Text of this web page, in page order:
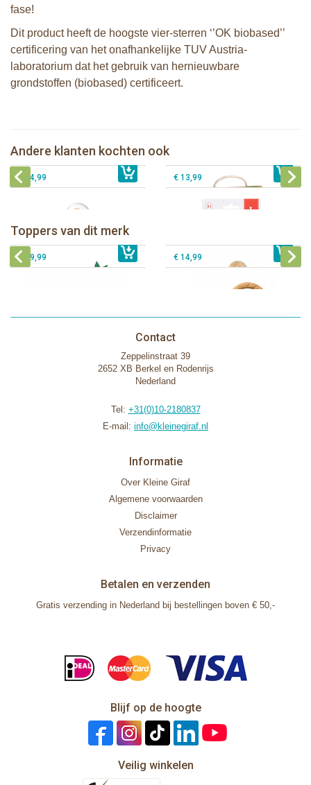
fase!
Dit product heeft de hoogste vier-sterren ‘’OK biobased’’
certificering van het onafhankelijke TUV Austria-
laboratorium dat het gebruik van hernieuwbare
grondstoffen (biobased) certificeert.
Andere klanten kochten ook
€ 10,99
Sophie de giraf zachte maracas
rammelaar in witte geschenkdoos
€ 14,99 € 13,99
Toppers van dit merk
Sophie de giraf Rollin' speelrol IEUF
€ 26,99
Sophie de giraf Baby Seat & Play
Sophie de giraf Activity Wheel
€ 39,99 € 14,99
Contact
Zeppelinstraat 39
2652 XB Berkel en Rodenrijs
Nederland
Tel: +31(0)10-2180837
E-mail: info@kleinegiraf.nl
Informatie
Over Kleine Giraf
Algemene voorwaarden
Disclaimer
Verzendinformatie
Privacy
Betalen en verzenden
Gratis verzending in Nederland bij bestellingen boven € 50,-
Blijf op de hoogte
Veilig winkelen